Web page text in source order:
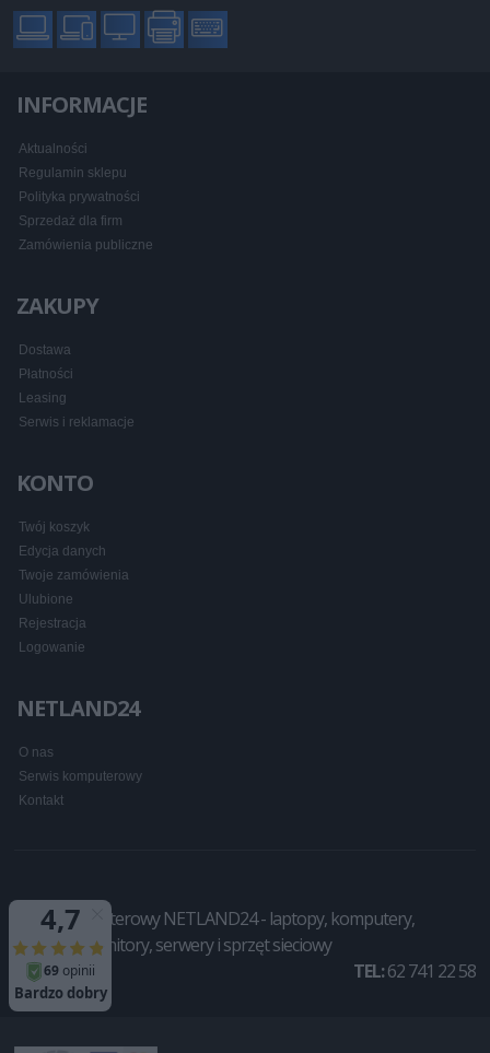
INFORMACJE
Aktualności
Regulamin sklepu
Polityka prywatności
Sprzedaż dla firm
Zamówienia publiczne
ZAKUPY
Dostawa
Płatności
Leasing
Serwis i reklamacje
KONTO
Twój koszyk
Edycja danych
Twoje zamówienia
Ulubione
Rejestracja
Logowanie
NETLAND24
O nas
Serwis komputerowy
Kontakt
Sklep komputerowy NETLAND24 - laptopy, komputery,
drukarki, monitory, serwery i sprzęt sieciowy
TEL:62 741 22 58